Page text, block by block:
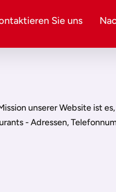
Sie uns
unserer Website ist
- Adressen,